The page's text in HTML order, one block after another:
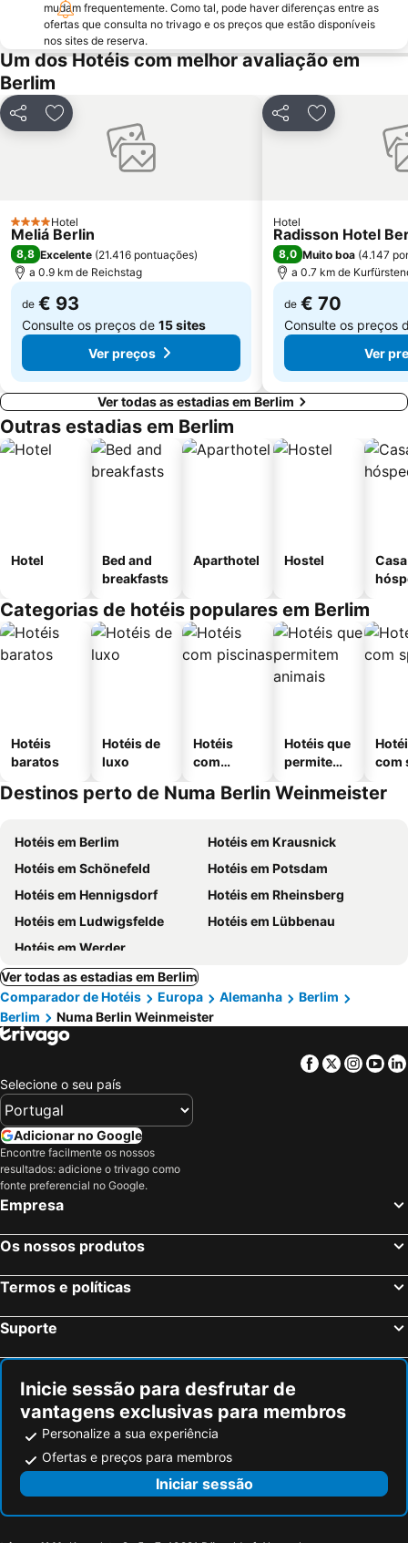
Kurfürstendamm
IFA - Internationale Funkausstellung
Catedral de Berlim
Tempelhof
Volksbühne am Rosa-Luxemburg-Platz
Briefmarken-Messe Berlin
Prenzlauer Berg
Spielbank Berlin - Am Potsdamer Platz -
East-Side-Gallery
Rathaus Steglitz Metro Station
Bahnhof Zoologischer Garten
Reichstag
Historische Tour Flughafen Tempelhof
Wittenbergplatz
mudam frequentemente. Como tal, pode haver diferenças entre as
ofertas que consulta no trivago e os preços que estão disponíveis
nos sites de reserva.
Um dos Hotéis com melhor avaliação em
Berlim
PartilharAdicionar aos favoritos
4 Estrelas
Hotel
Meliá Berlin
8,8 Excelente (21.416 pontuações)
a 0.9 km de Reichstag
de € 93
Consulte os preços de 15 sites
Ver preços
PartilharAdicionar
Hotel
Radisson Hotel
8,0 Muito boa (4.147
a 0.7 km de
de € 70
Consulte os preços
Ver
Ver todas as estadias em Berlim
Outras estadias em Berlim
Hotel
Bed and
breakfasts
Aparthotel Hostel
Categorias de hotéis populares em Berlim
Hotéis
baratos
Hotéis de
luxo
Hotéis
com
Hotéis que
permitem
com
Destinos perto de Numa Berlin Weinmeister
Hotéis em Berlim
Hotéis em Krausnick
Hotéis em Schönefeld
Hotéis em Potsdam
Hotéis em Hennigsdorf
Hotéis em Rheinsberg
Hotéis em Ludwigsfelde
Hotéis em Lübbenau
Hotéis em Werder
Ver todas as estadias em Berlim
Comparador de Hotéis
Europa Alemanha
Berlim
Berlim
Numa Berlin Weinmeister
Facebook
Twitter
Selecione o seu país
Adicionar no Google
Encontre facilmente os nossos
resultados: adicione o trivago como
fonte preferencial no Google.
Empresa
Os nossos produtos
Termos e políticas
Suporte
Inicie sessão para desfrutar de
vantagens exclusivas para membros
Personalize a sua experiência
Ofertas e preços para membros
Iniciar sessão